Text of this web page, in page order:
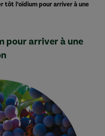
tôt l’oïdium pour arriver à une
pour arriver à une